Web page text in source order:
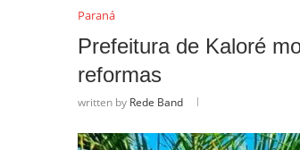
Paraná
Prefeitura de Kaloré
reformas
written by Rede Band